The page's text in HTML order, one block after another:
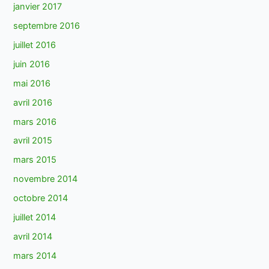
janvier 2017
septembre 2016
juillet 2016
juin 2016
mai 2016
avril 2016
mars 2016
avril 2015
mars 2015
novembre 2014
octobre 2014
juillet 2014
avril 2014
mars 2014